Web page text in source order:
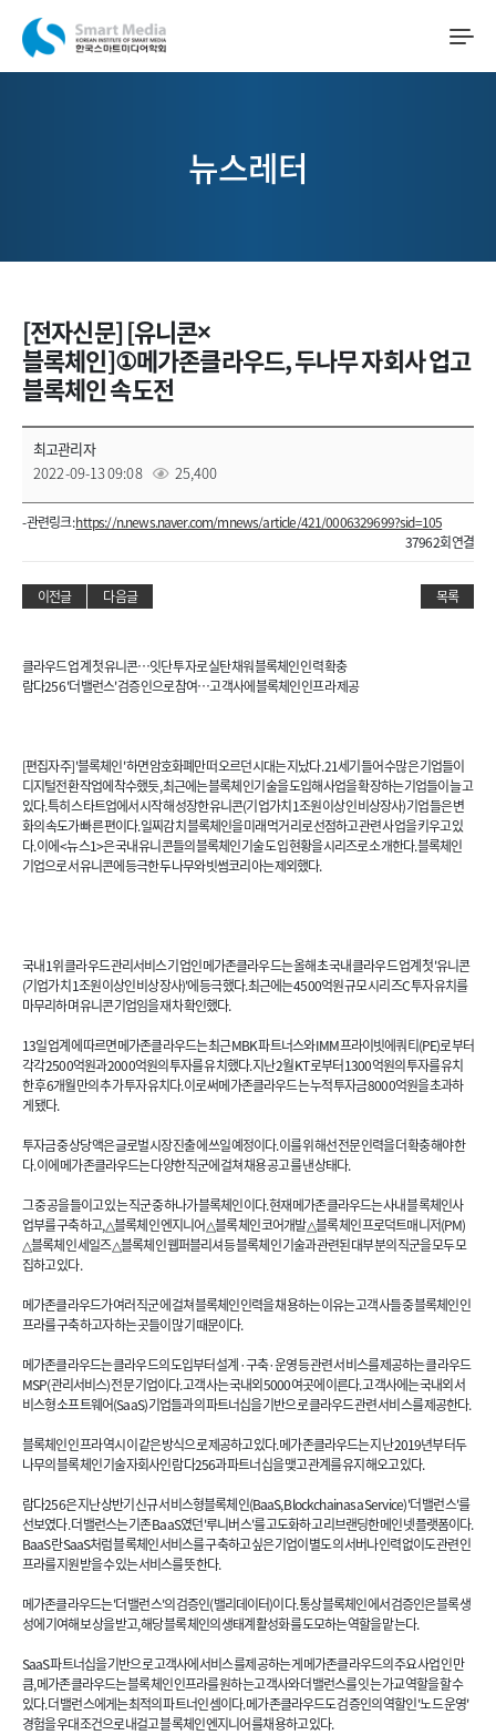
뉴스레터
[전자신문] [유니콘×
블록체인]①메가존클라우드, 두나무 자회사 업고
블록체인 속도전
최고관리자
2022-09-13 09:08
25,400
- 관련링크 :https://n.news.naver.com/mnews/article/421/0006329699?sid=105
37962회 연결
이전글 다음글 목록
클라우드 업계 첫 유니콘…잇단 투자로 실탄 채워 블록체인 인력 확충
람다256 '더 밸런스' 검증인으로 참여…고객사에 블록체인 인프라 제공
[편집자주] '블록체인' 하면 암호화폐만 떠오르던 시대는 지났다. 21세기 들어 수많은 기업들이
디지털전환 작업에 착수했듯, 최근에는 블록체인 기술을 도입해 사업을 확장하는 기업들이 늘고
있다. 특히 스타트업에서 시작해 성장한 유니콘(기업가치 1조원 이상인 비상장사) 기업들은 변
화의 속도가 빠른 편이다. 일찌감치 블록체인을 미래 먹거리로 선점하고 관련 사업을 키우고 있
다. 이에 <뉴스1>은 국내 유니콘들의 블록체인 기술 도입 현황을 시리즈로 소개한다. 블록체인
기업으로서 유니콘에 등극한 두나무와 빗썸코리아는 제외했다.
국내 1위 클라우드 관리서비스 기업인 메가존클라우드는 올해 초 국내 클라우드 업계 첫 '유니콘
(기업가치 1조원 이상인 비상장사)'에 등극했다. 최근에는 4500억원 규모 시리즈C 투자 유치를
마무리하며 유니콘 기업임을 재차 확인했다.
13일 업계에 따르면 메가존클라우드는 최근 MBK 파트너스와 IMM프라이빗에쿼티(PE)로부터
각각 2500억원과 2000억원의 투자를 유치했다. 지난 2월 KT로부터 1300억원의 투자를 유치
한 후 6개월 만의 추가 투자 유치다. 이로써 메가존클라우드는 누적 투자금 8000억원을 초과하
게 됐다.
투자금 중 상당액은 글로벌 시장 진출에 쓰일 예정이다. 이를 위해선 전문 인력을 더 확충해야 한
다. 이에 메가존클라우드는 다양한 직군에 걸쳐 채용 공고를 낸 상태다.
그 중 공을 들이고 있는 직군 중 하나가 블록체인이다. 현재 메가존클라우드는 사내 블록체인사
업부를 구축하고, △블록체인 엔지니어 △블록체인 코어개발 △블록체인 프로덕트매니저(PM)
△블록체인 세일즈 △블록체인 웹퍼블리셔 등 블록체인 기술과 관련된 대부분의 직군을 모두 모
집하고 있다.
메가존클라우드가 여러 직군에 걸쳐 블록체인 인력을 채용하는 이유는 고객사들 중 블록체인 인
프라를 구축하고자 하는 곳들이 많기 때문이다.
메가존클라우드는 클라우드의 도입부터 설계·구축·운영 등 관련 서비스를 제공하는 클라우드
MSP(관리서비스) 전문 기업이다. 고객사는 국내외 5000여곳에 이른다. 고객사에는 국내외 서
비스형 소프트웨어(SaaS) 기업들과의 파트너십을 기반으로 클라우드 관련 서비스를 제공한다.
블록체인 인프라 역시 이 같은 방식으로 제공하고 있다. 메가존클라우드는 지난 2019년부터 두
나무의 블록체인 기술 자회사인 람다256과 파트너십을 맺고 관계를 유지해오고 있다.
람다256은 지난 상반기 신규 서비스형블록체인(BaaS, Blockchain as a Service) '더 밸런스'를
선보였다. 더 밸런스는 기존 BaaS였던 '루니버스'를 고도화하고 리브랜딩한 메인넷 플랫폼이다.
BaaS란 SaaS처럼 블록체인 서비스를 구축하고 싶은 기업이 별도의 서버나 인력 없이도 관련 인
프라를 지원받을 수 있는 서비스를 뜻한다.
메가존클라우드는 '더 밸런스'의 검증인(밸리데이터)이다. 통상 블록체인에서 검증인은 블록 생
성에 기여해 보상을 받고, 해당 블록체인의 생태계 활성화를 도모하는 역할을 맡는다.
SaaS 파트너십을 기반으로 고객사에 서비스를 제공하는 게 메가존클라우드의 주요 사업인 만
큼, 메가존클라우드는 블록체인 인프라를 원하는 고객사와 더 밸런스를 잇는 가교 역할을 할 수
있다. 더 밸런스에게는 최적의 파트너인 셈이다. 메가존클라우드도 검증인의 역할인 '노드 운영'
경험을 우대조건으로 내걸고 블록체인 엔지니어를 채용하고 있다.